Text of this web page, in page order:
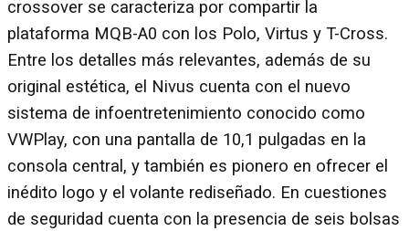
crossover se caracteriza por compartir la
plataforma MQB-A0 con los Polo, Virtus y T-Cross.
Entre los detalles más relevantes, además de su
original estética, el Nivus cuenta con el nuevo
sistema de infoentretenimiento conocido como
VWPlay, con una pantalla de 10,1 pulgadas en la
consola central, y también es pionero en ofrecer el
inédito logo y el volante rediseñado. En cuestiones
de seguridad cuenta con la presencia de seis bolsas